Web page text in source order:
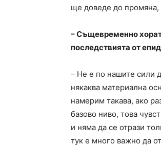
ще доведе до промяна,
– Същевременно
последствията от
– Не е по нашите сили
някаква материална
намерим такава, ако
базово ниво, това
и няма да се отрази
тук е много важно да